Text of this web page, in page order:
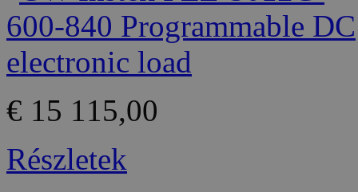
€ 15 115,00
Részletek